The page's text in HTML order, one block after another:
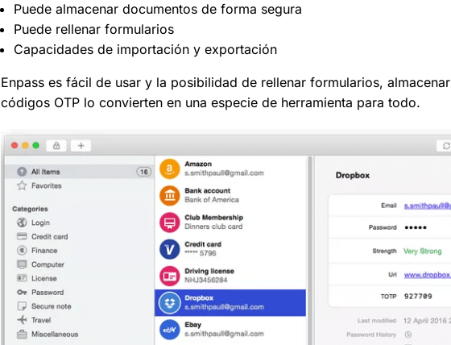
Puede almacenar documentos de forma segura
Puede rellenar formularios
Capacidades de importación y exportación
Enpass es fácil de usar y la posibilidad de rellenar formularios,
códigos OTP lo convierten en una especie de herramienta para todo.